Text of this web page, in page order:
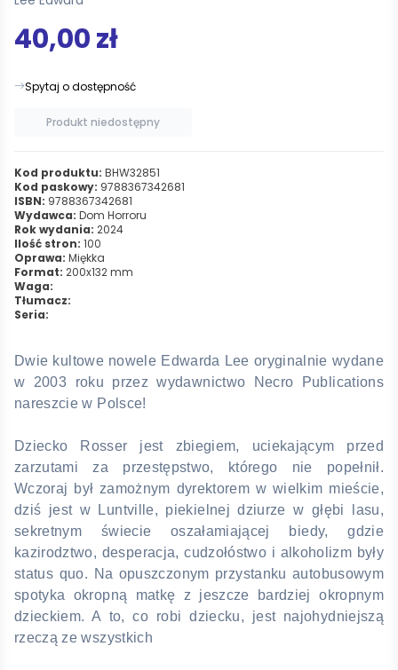
40,00 zł
Spytaj o dostępność
Produkt niedostępny
Kod produktu: BHW32851
Kod paskowy: 9788367342681
ISBN: 9788367342681
Wydawca: Dom Horroru
Rok wydania: 2024
Ilość stron: 100
Oprawa: Miękka
Format: 200x132 mm
Waga:
Tłumacz:
Seria:
Dwie kultowe nowele Edwarda Lee oryginalnie wydane
w 2003 roku przez wydawnictwo Necro Publications
nareszcie w Polsce!
Dziecko Rosser jest zbiegiem, uciekającym przed
zarzutami za przestępstwo, którego nie popełnił.
Wczoraj był zamożnym dyrektorem w wielkim mieście,
dziś jest w Luntville, piekielnej dziurze w głębi lasu,
sekretnym świecie oszałamiającej biedy, gdzie
kazirodztwo, desperacja, cudzołóstwo i alkoholizm były
status quo. Na opuszczonym przystanku autobusowym
spotyka okropną matkę z jeszcze bardziej okropnym
dzieckiem. A to, co robi dziecku, jest najohydniejszą
rzeczą ze wszystkich